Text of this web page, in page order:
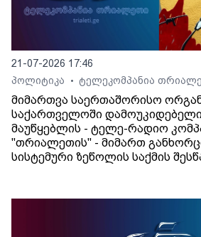
21-07-2026 17:46
პოლიტიკა
• ტელეკომპანია
მიმართვა საერთაშორისო
საქართველოში
მაუწყებლის - ტელე-რადიო
"თრიალეთის" - მიმართ
სისტემური ზეწოლის საქმის